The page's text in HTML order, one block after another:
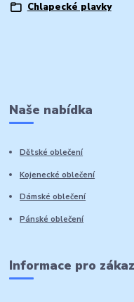
Chlapecké plavky
Naše nabídka
Dětské oblečení
Kojenecké oblečení
Dámské oblečení
Pánské oblečení
Informace pro